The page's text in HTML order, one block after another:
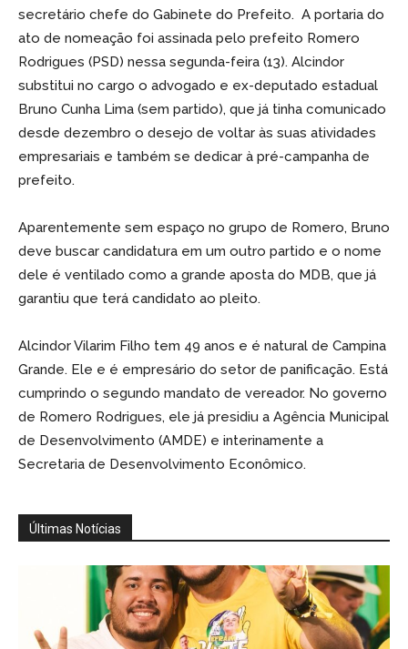
secretário chefe do Gabinete do Prefeito. A portaria do
ato de nomeação foi assinada pelo prefeito Romero
Rodrigues (PSD) nessa segunda-feira (13). Alcindor
substitui no cargo o advogado e ex-deputado estadual
Bruno Cunha Lima (sem partido), que já tinha comunicado
desde dezembro o desejo de voltar às suas atividades
empresariais e também se dedicar à pré-campanha de
prefeito.
Aparentemente sem espaço no grupo de Romero, Bruno
deve buscar candidatura em um outro partido e o nome
dele é ventilado como a grande aposta do MDB, que já
garantiu que terá candidato ao pleito.
Alcindor Vilarim Filho tem 49 anos e é natural de Campina
Grande. Ele e é empresário do setor de panificação. Está
cumprindo o segundo mandato de vereador. No governo
de Romero Rodrigues, ele já presidiu a Agência Municipal
de Desenvolvimento (AMDE) e interinamente a
Secretaria de Desenvolvimento Econômico.
Últimas Notícias